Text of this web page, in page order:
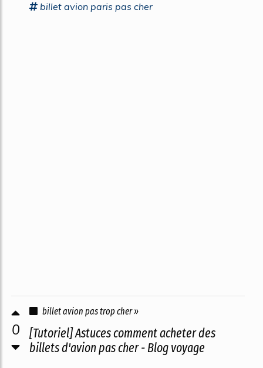
billet avion paris pas cher
0
billet avion pas trop cher »
[Tutoriel] Astuces comment acheter des
billets d'avion pas cher - Blog voyage